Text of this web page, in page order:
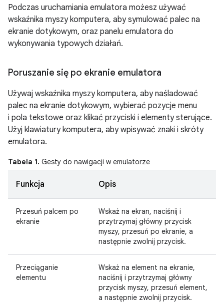
Podczas uruchamiania emulatora możesz używać
wskaźnika myszy komputera, aby symulować palec na
ekranie dotykowym, oraz panelu emulatora do
wykonywania typowych działań.
Poruszanie się po ekranie emulatora
Używaj wskaźnika myszy komputera, aby naśladować
palec na ekranie dotykowym, wybierać pozycje menu
i pola tekstowe oraz klikać przyciski i elementy sterujące.
Użyj klawiatury komputera, aby wpisywać znaki i skróty
emulatora.
Tabela 1. Gesty do nawigacji w emulatorze
Funkcja Opis
Przesuń palcem po
ekranie
Wskaż na ekran, naciśnij i
przytrzymaj główny przycisk
myszy, przesuń po ekranie, a
następnie zwolnij przycisk.
Przeciąganie
elementu
Wskaż na element na ekranie,
naciśnij i przytrzymaj główny
przycisk myszy, przesuń element,
a następnie zwolnij przycisk.